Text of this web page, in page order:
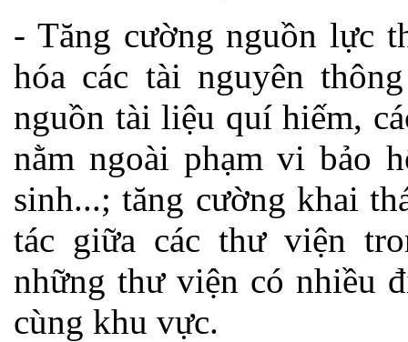
- Tăng cường nguồn lực
hóa các tài nguyên
nguồn tài liệu quí hiếm,
nằm ngoài phạm vi bảo
sinh...; tăng cường khai
tác giữa các thư viện
những thư viện có nhiều
cùng khu vực.